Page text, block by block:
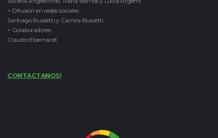
> Difusión en redes sociales
Santiago Bussetti y Camila Bussetti
> Colaboradores
Claudio Eberhardt
CONTACTANOS!